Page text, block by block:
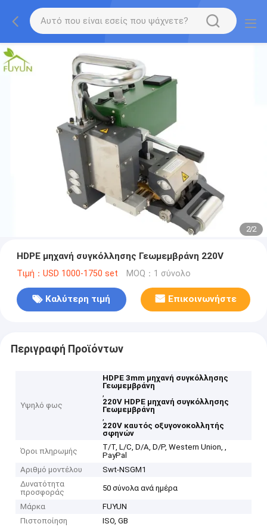
2/2
HDPE μηχανή συγκόλλησης Γεωμεμβράνη 220V
Τιμή：USD 1000-1750 set MOQ：1 σύνολο
Καλύτερη τιμή Επικοινωνήστε
Περιγραφή Προϊόντων
Υψηλό φως
HDPE 3mm μηχανή συγκόλλησης
Γεωμεμβράνη
,
220V HDPE μηχανή συγκόλλησης
Γεωμεμβράνη
,
220V καυτός οξυγονοκολλητής
σφηνών
Όροι πληρωμής
T/T, L/C, D/A, D/P, Western Union, ,
PayPal
Αριθμό μοντέλου
Swt-NSGM1
Δυνατότητα
προσφοράς
50 σύνολα ανά ημέρα
Μάρκα
FUYUN
Πιστοποίηση
ISO, GB